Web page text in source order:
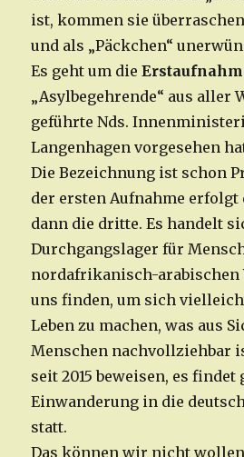
ist, kommen sie
und als „Päckchen“
Es geht um die
„Asylbegehrende“ aus aller
geführte Nds.
Langenhagen vorgesehen
Die Bezeichnung ist schon
der ersten Aufnahme erfolgt
dann die dritte. Es handelt
Durchgangslager für
nordafrikanisch-arabischen
uns finden, um sich
Leben zu machen, was aus
Menschen nachvollziehbar
seit 2015 beweisen, es findet
Einwanderung in die
statt.
Das können wir nicht